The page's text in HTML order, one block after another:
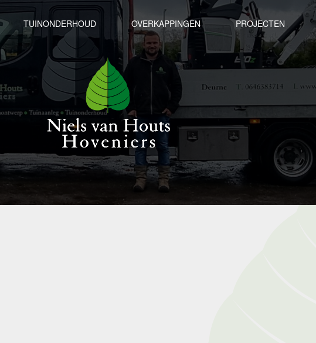
TUINONDERHOUD OVERKAPPINGEN PROJECTEN